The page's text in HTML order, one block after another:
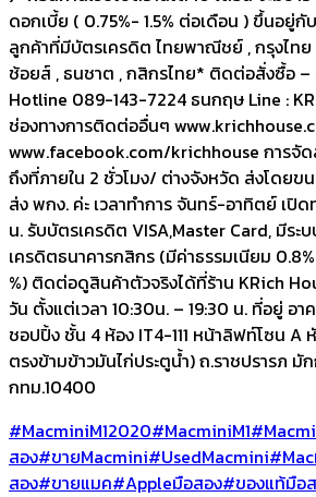
ดอกเบี้ย ( 0.75%- 1.5% ต่อเดือน ) ขึ้นอยู่กั
ลูกค้าที่มีบัตรเครดิต ไทยพาณีชย์ , กรุงไทย
ช้อยส์ , ธนชาต , กสิกรไทย* ติดต่อสั่งซื้อ
Hotline 089-143-7224 ธนกฤษ Line :
ช่องทางการติดต่ออื่นๆ
www.facebook.com/krichhouse การจั
ถึงที่ภายใน 2 ชั่วโมง/ ต่างจังหวัด ส่งโดยข
ส่ง พกง. ค่ะ เวลาทำการ จันทร์-อาทิตย์ เปิ
น. รับบัตรเครดิต VISA,Master Card, มีระ
เครดิตธนาคารกสิกร (มีค่าธรรมเนียม
%) ติดต่อดูสินค้าตัวจริงได้ที่ร้าน KRich
วัน ตั้งแต่เวลา 10:30น. – 19:30 น. ที่อยู่ อา
ชอปปิ้ง ชั้น 4 ห้อง IT4-111 หน้าลิฟท์โซน A
ตรงข้ามข้าวมันไก่ประตูน้ำ) ถ.ราชปรารภ มั
กทม.10400
#MacminiM12020#MacminiM1
สอง#ขายMacmini#UsedMacmini
สอง#ขายแมค#Appleมือสอง#ของแท้มือ